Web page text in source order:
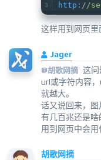
http: //
这样用到网页
Jager
@胡歌网摘 这问
url或字符内容
就越大。
话又说回来，
有几百兆还是
用到网页中会用
胡歌网摘